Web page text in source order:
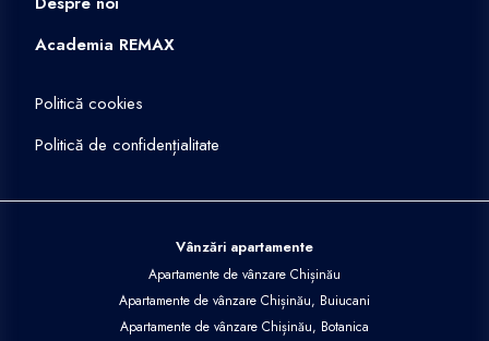
Academia REMAX
Politică cookies
Politică de confidențialitate
Vânzări apartamente
Apartamente de vânzare Chișinău
Apartamente de vânzare Chișinău, Buiucani
Apartamente de vânzare Chișinău, Botanica